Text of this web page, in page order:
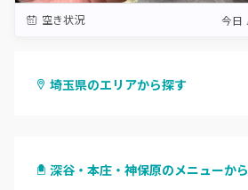
空き状況 今日
埼玉県のエリアから探す
与野
深谷・本庄・神保原のメニューか